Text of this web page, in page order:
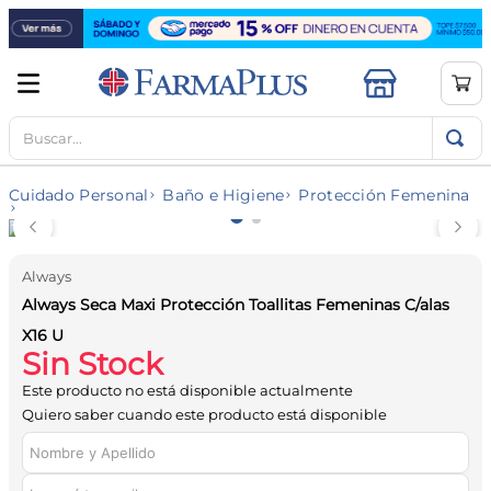
Buscar...
Cuidado Personal Baño e Higiene Protección Femenina
Always
Always Seca Maxi Protección Toallitas Femeninas C/alas
X16 U
Sin Stock
Este producto no está disponible actualmente
Quiero saber cuando este producto está disponible
TÉRMINOS MÁS BUSCADOS
1.
mela b3
2.
cerave limpieza
4.
loreal
shampoo
6.
proteina
7.
ibuprofeno
8.
vitamina c
9.
contorno ojos